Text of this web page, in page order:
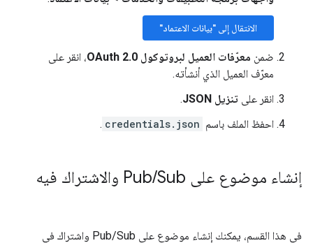
الانتقال إلى "بيانات الاعتماد"
ضمن معرّفات العميل لبروتوكول OAuth 2.0
، انقر على
معرّف العميل الذي أنشأته.
انقر على تنزيل JSON
.
احفظ الملف باسم credentials.json
.
إنشاء موضوع على Pub /Sub والاشتراك فيه
في هذا القسم، يمكنك إنشاء موضوع على Pub/Sub واشتراك في